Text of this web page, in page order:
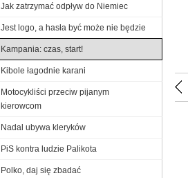
Jak zatrzymać odpływ do Niemiec
Jest logo, a hasła być może nie będzie
Kampania: czas, start!
Kibole łagodnie karani
Motocykliści przeciw pijanym
kierowcom
Nadal ubywa kleryków
PiS kontra ludzie Palikota
Polko, daj się zbadać